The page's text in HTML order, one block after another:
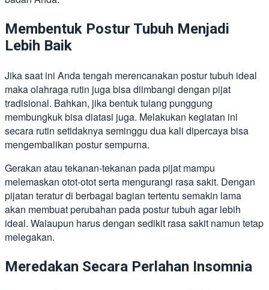
Membentuk Postur Tubuh Menjadi
Lebih Baik
Jika saat ini Anda tengah merencanakan postur tubuh ideal
maka olahraga rutin juga bisa diimbangi dengan pijat
tradisional. Bahkan, jika bentuk tulang punggung
membungkuk bisa diatasi juga. Melakukan kegiatan ini
secara rutin setidaknya seminggu dua kali dipercaya bisa
mengembalikan postur sempurna.
Gerakan atau tekanan-tekanan pada pijat mampu
melemaskan otot-otot serta mengurangi rasa sakit. Dengan
pijatan teratur di berbagai bagian tertentu semakin lama
akan membuat perubahan pada postur tubuh agar lebih
ideal. Walaupun harus dengan sedikit rasa sakit namun tetap
melegakan.
Meredakan Secara Perlahan Insomnia